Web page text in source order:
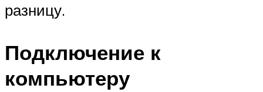
разницу.
Подключение к
компьютеру